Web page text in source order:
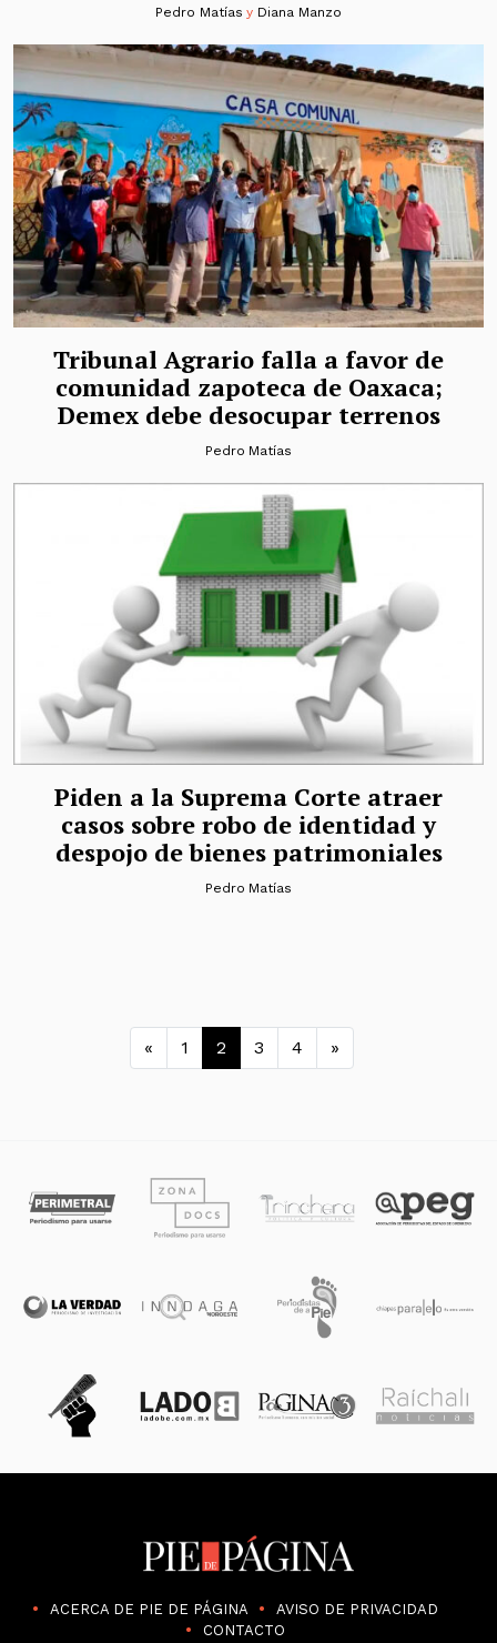
Pedro Matías y Diana Manzo
Tribunal Agrario falla a favor de
comunidad zapoteca de Oaxaca;
Demex debe desocupar terrenos
Pedro Matías
Piden a la Suprema Corte atraer
casos sobre robo de identidad y
despojo de bienes patrimoniales
Pedro Matías
Navegación de entradas
« 1 2 3 4 »
ACERCA DE PIE DE PÁGINA
AVISO DE PRIVACIDAD
CONTACTO